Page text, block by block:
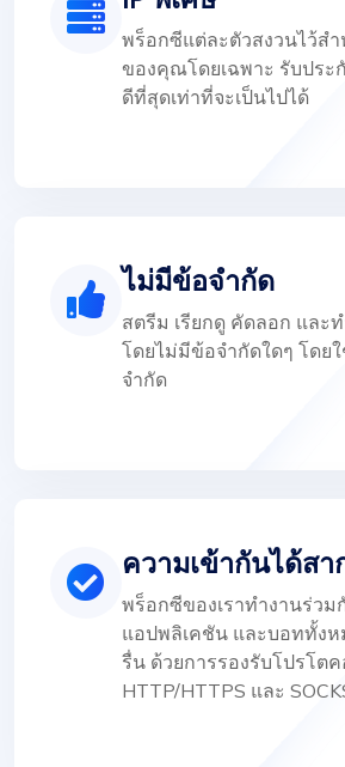
พร็อกซีแต่ละตัวสงวนไว้ส
ของคุณโดยเฉพาะ รับปร
ดีที่สุดเท่าที่จะเป็นไปได้
ไม่มีข้อจำกัด
สตรีม เรียกดู คัดลอก และ
โดยไม่มีข้อจำกัดใดๆ โดย
จำกัด
ความเข้ากันได้สา
พร็อกซีของเราทำงานร่วม
แอปพลิเคชัน และบอททั้งห
รื่น ด้วยการรองรับโปรโต
HTTP/HTTPS และ